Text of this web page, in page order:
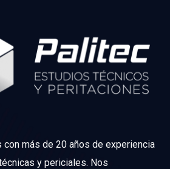
con más de 20 años de experiencia
y periciales. Nos